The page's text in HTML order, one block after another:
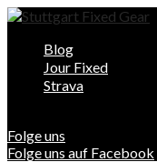
Blog
Jour Fixed
Strava
Folge uns
Folge uns auf Facebook